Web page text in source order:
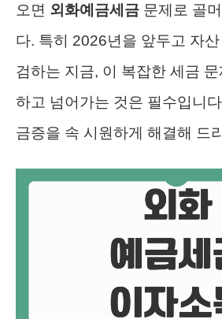
오면 외화예금세금 문제로 골
다. 특히 2026년을 앞두고 자
검하는 지금, 이 복잡한 세금 문
하고 넘어가는 것은 필수입니
금증을 속 시원하게 해결해 드